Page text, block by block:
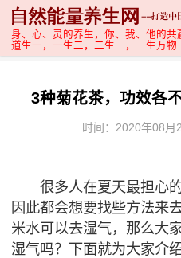
身、心、灵的养生，你、我、他的共
道生一，一生二，二生三，三生万物
3种菊花茶，功效各
时间：2020年08月
很多人在夏天最担心
因此都会想要找些方法来
米水可以去湿气，那么大
湿气吗？下面就为大家介绍